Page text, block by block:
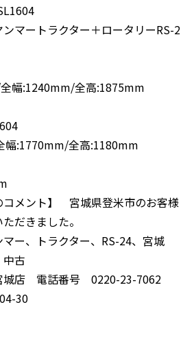
ンマートラクター＋ロータリーRS-2
幅:1240mm/全高:1875mm
:1770mm/全高:1180mm
メント】
宮城県登米市のお客様
だきました。
マー、トラクター、RS-24、宮城
古
城店 電話番号 0220-23-7062
30